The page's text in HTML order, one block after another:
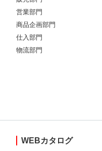
営業部門
商品企画部門
仕入部門
物流部門
WEBカタログ